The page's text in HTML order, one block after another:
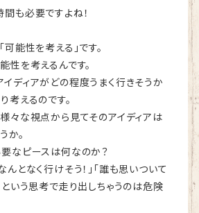
も必要ですよね！
可能性を考える」です。
性を考えるんです。
ディアがどの程度うまく行きそうか
考えるのです。
々な視点から見てそのアイディアは
か。
なピースは何なのか？
んとなく行けそう！」「誰も思いついて
という思考で走り出しちゃうのは危険